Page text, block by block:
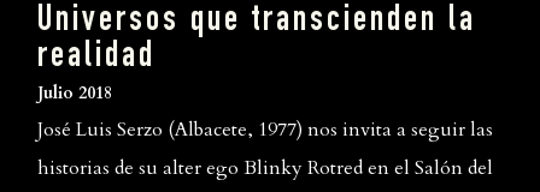
Universos que transcienden la
realidad
Julio 2018
José Luis Serzo (Albacete, 1977) nos invita a seguir las
historias de su alter ego Blinky Rotred en el Salón del